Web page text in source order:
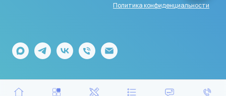
Политика конфиденциальности